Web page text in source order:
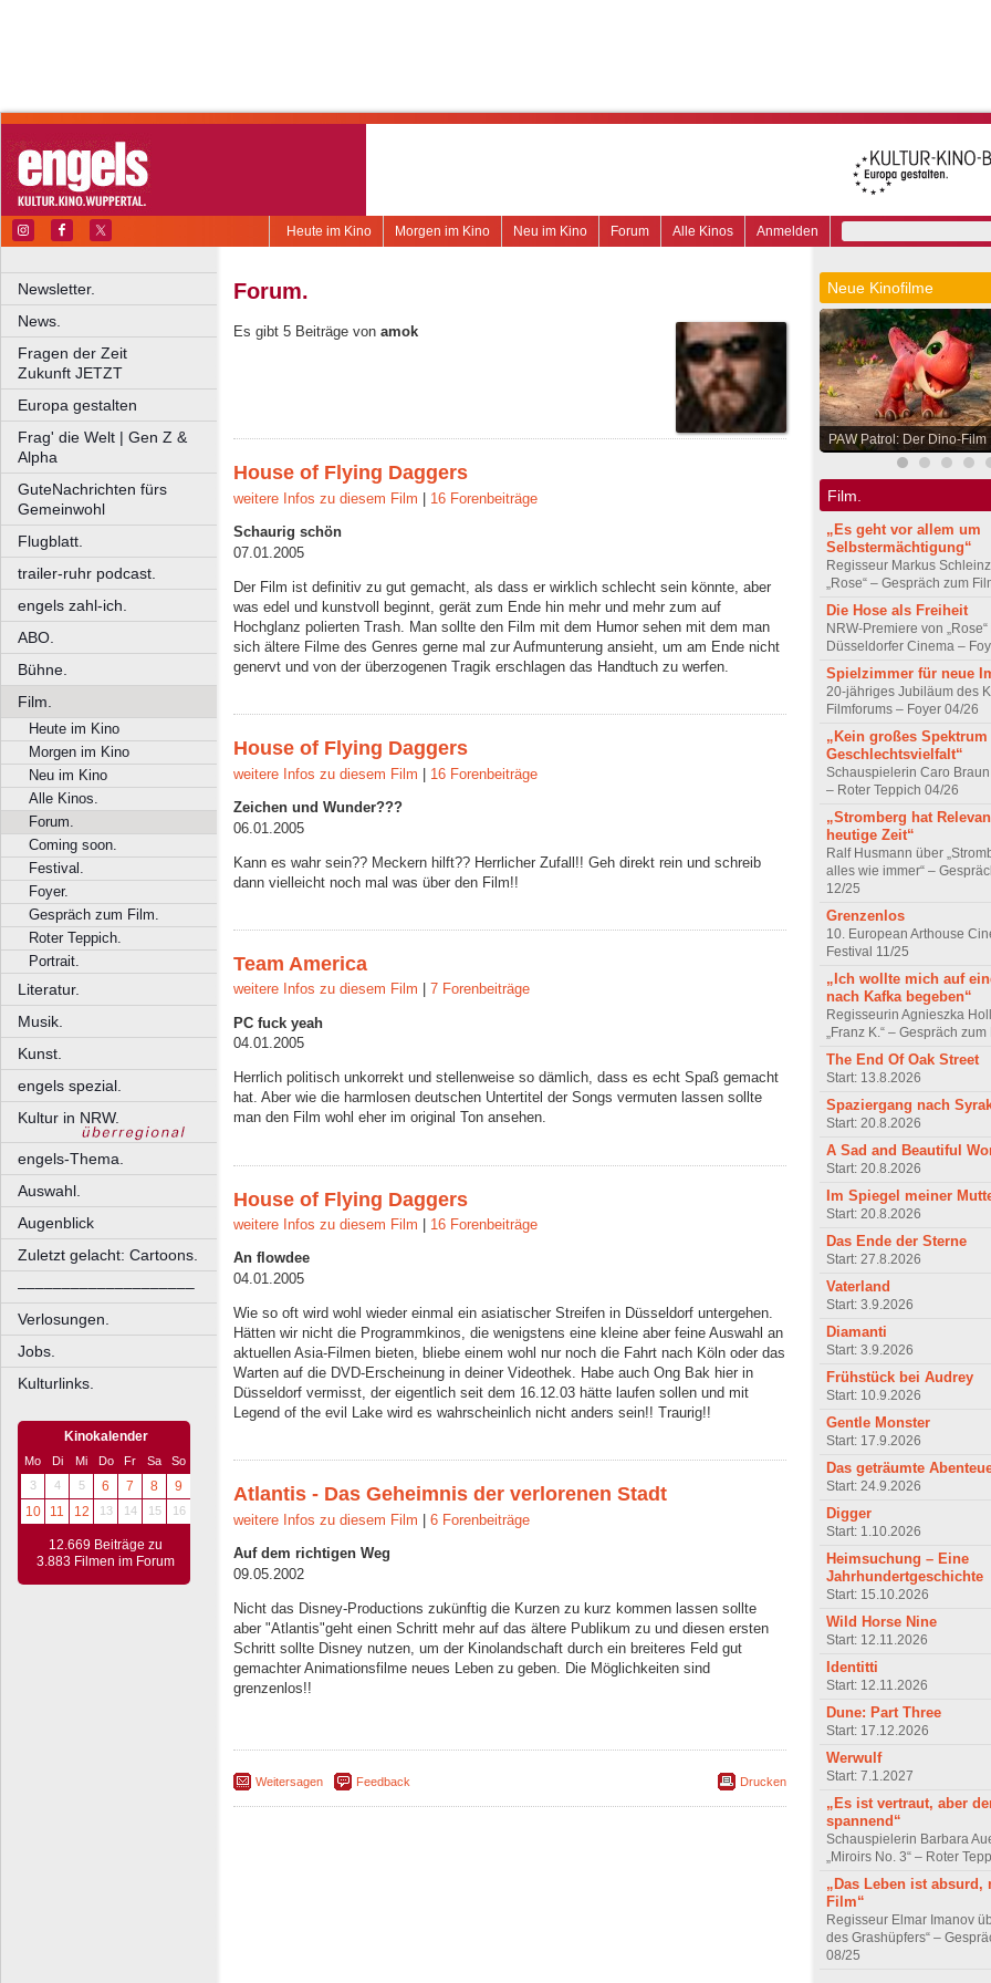
Anmelden
Alle Kinos
Forum
Neu im Kino
Morgen im Kino
Heute im Kino
Newsletter.
News.
Fragen der Zeit
Zukunft JETZT
Europa gestalten
Frag' die Welt | Gen Z &
Alpha
GuteNachrichten fürs
Gemeinwohl
Flugblatt.
trailer-ruhr podcast.
engels zahl-ich.
ABO.
Bühne.
Film.
Heute im Kino
Morgen im Kino
Neu im Kino
Alle Kinos.
Forum.
Coming soon.
Festival.
Foyer.
Gespräch zum Film.
Roter Teppich.
Portrait.
Literatur.
Musik.
Kunst.
engels spezial.
Kultur in NRW.
engels-Thema.
Auswahl.
Augenblick
Zuletzt gelacht: Cartoons.
––––––––––––––––––––
Verlosungen.
Jobs.
Kulturlinks.
Kinokalender
Mo Di Mi Do Fr Sa
So
3
4 5 6 7 8
9
10
11 12 13 14 15 16
12.669 Beiträge zu
3.883 Filmen im Forum
Forum.
Es gibt 5 Beiträge von amok
House of Flying Daggers
weitere Infos zu diesem Film 16 Forenbeiträge
Schaurig schön
07.01.2005
Der Film ist definitiv zu gut gemacht, als dass er wirklich schlecht sein könnte, aber
was edel und kunstvoll beginnt, gerät zum Ende hin mehr und mehr zum auf
Hochglanz polierten Trash. Man sollte den Film mit dem Humor sehen mit dem man
sich ältere Filme des Genres gerne mal zur Aufmunterung ansieht, um am Ende nicht
genervt und von der überzogenen Tragik erschlagen das Handtuch zu werfen.
House of Flying Daggers
weitere Infos zu diesem Film | 16 Forenbeiträge
Zeichen und Wunder???
06.01.2005
Kann es wahr sein?? Meckern hilft?? Herrlicher Zufall!! Geh direkt rein und schreib
dann vielleicht noch mal was über den Film!!
Team America
weitere Infos zu diesem Film 7 Forenbeiträge
PC fuck yeah
04.01.2005
Herrlich politisch unkorrekt und stellenweise so dämlich, dass es echt Spaß gemacht
hat. Aber wie die harmlosen deutschen Untertitel der Songs vermuten lassen sollte
man den Film wohl eher im original Ton ansehen.
House of Flying Daggers
weitere Infos zu diesem Film 16 Forenbeiträge
An flowdee
04.01.2005
Wie so oft wird wohl wieder einmal ein asiatischer Streifen in Düsseldorf untergehen.
Hätten wir nicht die Programmkinos, die wenigstens eine kleine aber feine Auswahl an
aktuellen Asia-Filmen bieten, bliebe einem wohl nur noch die Fahrt nach Köln oder das
Warten auf die DVD-Erscheinung in deiner Videothek. Habe auch Ong Bak hier in
Düsseldorf vermisst, der eigentlich seit dem 16.12.03 hätte laufen sollen und mit
Legend of the evil Lake wird es wahrscheinlich nicht anders sein!! Traurig!!
Atlantis - Das Geheimnis der verlorenen Stadt
weitere Infos zu diesem Film 6 Forenbeiträge
Auf dem richtigen Weg
09.05.2002
Nicht das Disney-Productions zukünftig die Kurzen zu kurz kommen lassen sollte
aber "Atlantis"geht einen Schritt mehr auf das ältere Publikum zu und diesen ersten
Schritt sollte Disney nutzen, um der Kinolandschaft durch ein breiteres Feld gut
gemachter Animationsfilme neues Leben zu geben. Die Möglichkeiten sind
grenzenlos!!
Weitersagen Feedback Drucken
Neue Kinofilme
PAW Patrol: Der Dino-Film
Film.
„Es geht vor allem um
Selbstermächtigung“
Regisseur Markus
„Rose“ – Gespräch zum
Die Hose als Freiheit
NRW-Premiere von „Rose“
Düsseldorfer Cinema –
Spielzimmer für neue
20-jähriges Jubiläum des
Filmforums – Foyer 04/26
„Kein großes Spektrum
Geschlechtsvielfalt“
Schauspielerin Caro Braun
– Roter Teppich 04/26
„Stromberg hat
heutige Zeit“
Ralf Husmann über
alles wie immer“ –
12/25
Grenzenlos
10. European Arthouse
Festival 11/25
„Ich wollte mich auf
nach Kafka begeben“
Regisseurin Agnieszka
„Franz K.“ – Gespräch
The End Of Oak Street
Start: 13.8.2026
Spaziergang nach
Start: 20.8.2026
A Sad and Beautiful
Start: 20.8.2026
Im Spiegel meiner
Start: 20.8.2026
Das Ende der Sterne
Start: 27.8.2026
Vaterland
Start: 3.9.2026
Diamanti
Start: 3.9.2026
Frühstück bei Audrey
Start: 10.9.2026
Gentle Monster
Start: 17.9.2026
Das geträumte
Start: 24.9.2026
Digger
Start: 1.10.2026
Heimsuchung – Eine
Jahrhundertgeschichte
Start: 15.10.2026
Wild Horse Nine
Start: 12.11.2026
Identitti
Start: 12.11.2026
Dune: Part Three
Start: 17.12.2026
Werwulf
Start: 7.1.2027
„Es ist vertraut, aber
spannend“
Schauspielerin Barbara
„Miroirs No. 3“ – Roter
„Das Leben ist absurd,
Film“
Regisseur Elmar Imanov
des Grashüpfers“ –
08/25